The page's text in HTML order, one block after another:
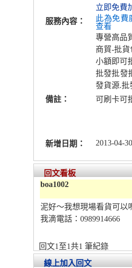
立即免費
服務內容：
此為免費
查看
專營高品
商貿-批
小額即可
批發批發
發貨源.批
備註：
可刷卡可
新增日期： 2013-04-
回文看板
boa1002
泥好〜我想現場看貨可以
我滴電話：0989914666
回文1至1共1 筆紀錄
線上加入回文